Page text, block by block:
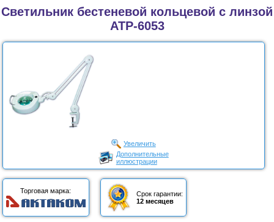
Светильник бестеневой кольцевой с линзой
АТР-6053
Увеличить
Дополнительные
иллюстрации
Торговая марка:
Срок гарантии:
12 месяцев